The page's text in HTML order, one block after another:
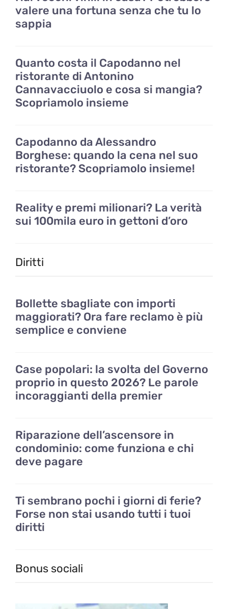
valere una fortuna senza che tu lo
sappia
Quanto costa il Capodanno nel
ristorante di Antonino
Cannavacciuolo e cosa si mangia?
Scopriamolo insieme
Capodanno da Alessandro
Borghese: quando la cena nel suo
ristorante? Scopriamolo insieme!
Reality e premi milionari? La verità
sui 100mila euro in gettoni d’oro
Diritti
Bollette sbagliate con importi
maggiorati? Ora fare reclamo è più
semplice e conviene
Case popolari: la svolta del Governo
proprio in questo 2026? Le parole
incoraggianti della premier
Riparazione dell’ascensore in
condominio: come funziona e chi
deve pagare
Ti sembrano pochi i giorni di ferie?
Forse non stai usando tutti i tuoi
diritti
Bonus sociali